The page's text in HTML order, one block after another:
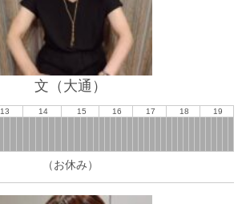
文（大通）
13 14 15 16 17 18 19
（お休み）